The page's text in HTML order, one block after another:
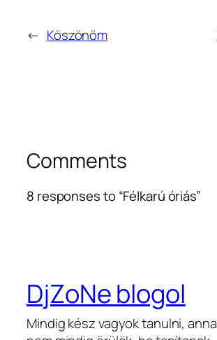
← Köszönöm
Comments
8 responses to “Félkarú óriás”
DjZoNe blogol
Mindig kész vagyok tanulni,